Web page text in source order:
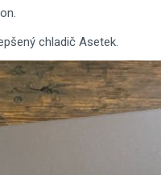
chladič Asetek.